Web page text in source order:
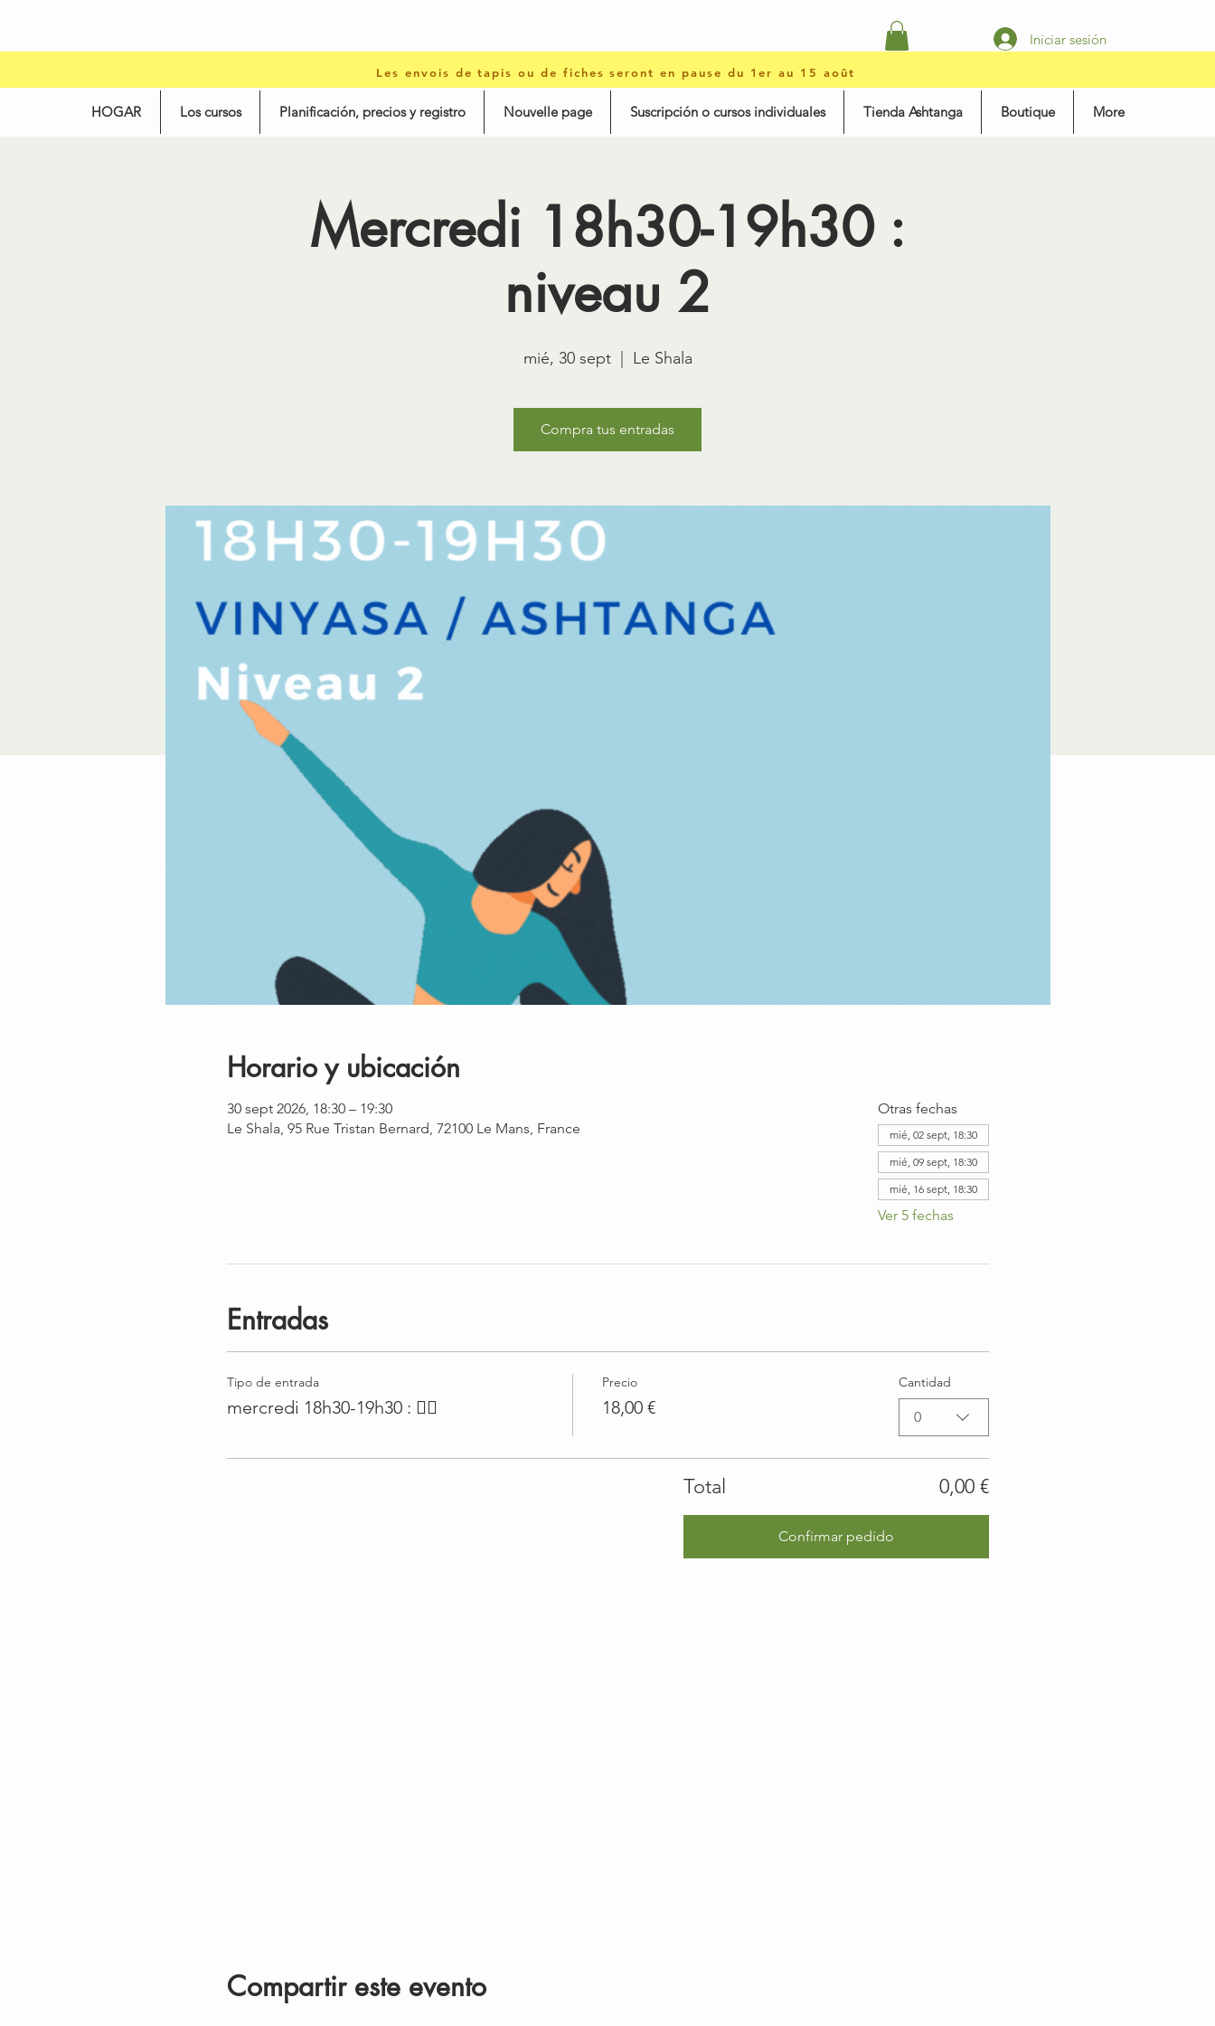
Iniciar sesión
Les envois de tapis ou de fiches seront en pause du 1er au 15 août
HOGAR Los cursos Planificación, precios y registro Nouvelle page Suscripción o cursos individuales Tienda Ashtanga Boutique More
Mercredi 18h30-19h30 :
niveau 2
mié, 30 sept
  |
Le Shala
Compra tus entradas
Horario y ubicación
30 sept 2026, 18:30 – 19:30
Le Shala, 95 Rue Tristan Bernard, 72100 Le Mans, France
Otras fechas
mié, 02 sept, 18:30
mié, 09 sept, 18:30
mié, 16 sept, 18:30
Ver 5 fechas
Entradas
Tipo de entrada
mercredi 18h30-19h30 : 🤸‍♀️
Precio
18,00 €
Cantidad
0
Total 0,00 €
Confirmar pedido
Compartir este evento